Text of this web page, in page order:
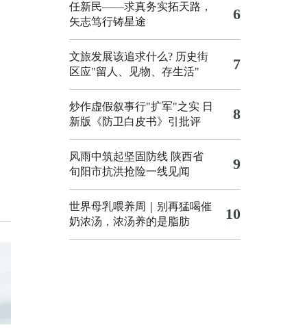
任新民——求真务实拓天路，
矢志笃行铸星途
6
文旅发展该追求什么? 历史街
区应"留人、见物、存生活"
7
炒作虚假叙事行"扩军"之实 日
新版《防卫白皮书》引批评
8
风雨中筑起坚固防线 陕西省
旬阳市抗洪抢险一线见闻
9
世界母乳喂养周｜别再猛喝催
奶浓汤，浓汤养的是脂肪
10